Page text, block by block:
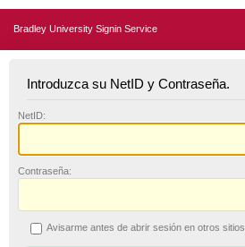
Bradley University Signin Service
Introduzca su NetID y Contraseña.
NetID:
Contraseña:
Avisarme antes de abrir sesión en otros sitios.